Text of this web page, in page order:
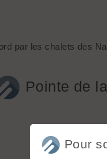
par les chalets des
Pointe de
Pour